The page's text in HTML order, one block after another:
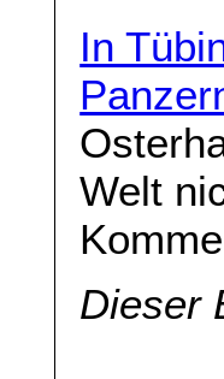
In
Welt
Dieser